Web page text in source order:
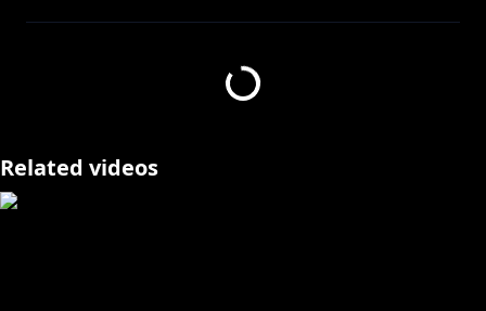
※この放送は主にリスナーからのお悩み相談に乗った
ったり、人によっては聞いていて辛くなる相談や愚痴が
Related videos